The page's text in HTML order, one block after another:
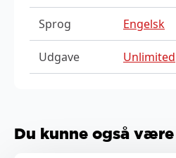
Sprog Engelsk
Udgave Unlimited
Du kunne også